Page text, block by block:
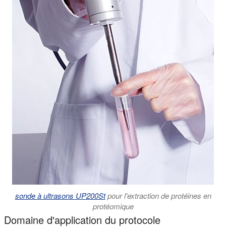
sonde à ultrasons UP200Stpour l'extraction de protéines en
protéomique
Domaine d'application du protocole